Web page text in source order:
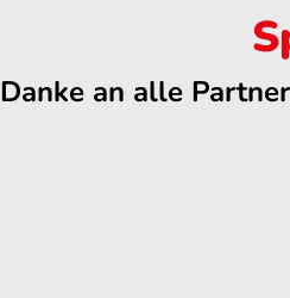
Danke an alle